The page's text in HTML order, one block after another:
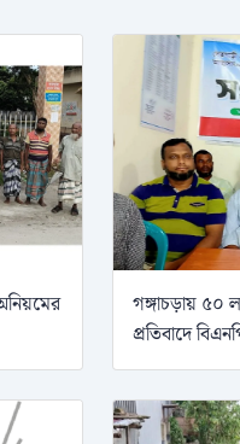
গঙ্গাচড়ায় ৫০
প্রতিবাদে